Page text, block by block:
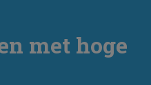
met hoge